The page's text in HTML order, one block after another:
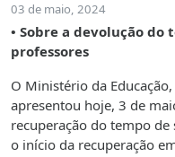
03 de maio, 2024
• Sobre a devolução do
professores
O Ministério da
apresentou hoje, 3 de
recuperação do tempo de
o início da recuperação